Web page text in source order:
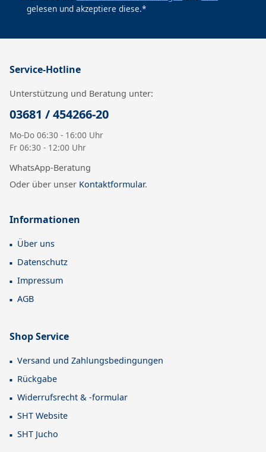
gelesen und akzeptiere diese.*
Service-Hotline
Unterstützung und Beratung unter:
03681 / 454266-20
Mo-Do 06:30 - 16:00 Uhr
Fr 06:30 - 12:00 Uhr
WhatsApp-Beratung
Oder über unser Kontaktformular.
Informationen
Über uns
Datenschutz
Impressum
AGB
Shop Service
Versand und Zahlungsbedingungen
Rückgabe
Widerrufsrecht & -formular
SHT Website
SHT Jucho